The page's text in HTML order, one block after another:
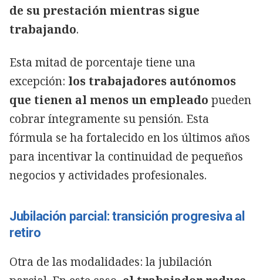
de su prestación mientras sigue
trabajando.
Esta mitad de porcentaje tiene una
excepción: los trabajadores autónomos
que tienen al menos un empleado pueden
cobrar íntegramente su pensión. Esta
fórmula se ha fortalecido en los últimos años
para incentivar la continuidad de pequeños
negocios y actividades profesionales.
Jubilación parcial: transición progresiva al
retiro
Otra de las modalidades: la jubilación